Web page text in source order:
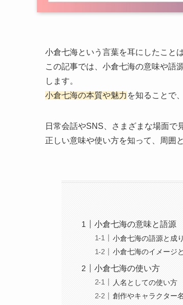
小倉七海という言葉を耳にしたこと
この記事では、小倉七海の意味や語
します。
小倉七海の本質や魅力 を知ることで
日常会話やSNS、さまざまな場面で
正しい意味や使い方を知って、周囲
小倉七海の意味と語源
小倉七海の語源と成
小倉七海のイメージ
小倉七海の使い方
人名としての使い方
創作やキャラクター